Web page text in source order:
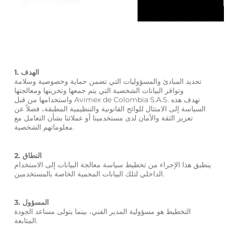
1. الهدف
تحديد المبادئ والمسؤوليات التي تضمن حماية وخصوصية وسلامة
وتوافر البيانات الشخصية التي يتم جمعها وتخزينها ومعالجتها
واستخدامها من قبل Avimex de Colombia S.A.S. تهدف هذه
السياسة إلى الامتثال للوائح القانونية والتنظيمية المطبقة، فضلاً عن
تعزيز الثقة والأمان لدى مستخدمينا أو عملائنا بشأن التعامل مع
معلوماتهم الشخصية.
2. النطاق
ينطبق هذا الإجراء من تخطيط سياسة معالجة البيانات إلى الاستخدام
الداخلي لتلك البيانات المحمية الخاصة بالمستخدمين.
3. المسؤول
التخطيط هو مسؤولية المدير الفني، بينما يتولى مساعد الجودة
المتابعة.